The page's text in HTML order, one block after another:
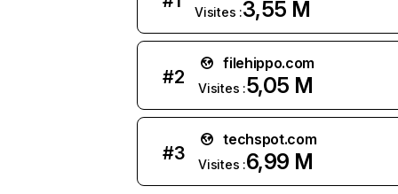
Visites :3,55 M
#2
filehippo.com
Visites :5,05 M
#3
techspot.com
Visites :6,99 M